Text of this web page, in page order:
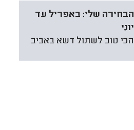
הבחירה שלי: באפריל עד
יוני
הכי טוב לשתול דשא באביב